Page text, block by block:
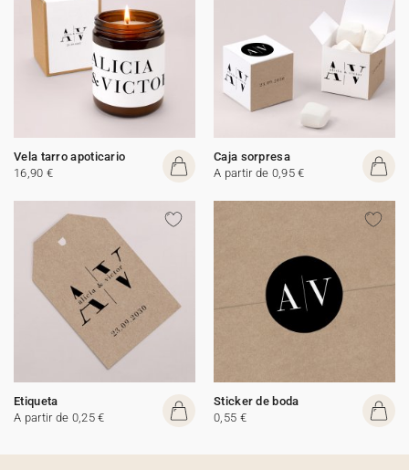
Vela tarro apoticario
16,90 €
Caja sorpresa
A partir de 0,95 €
Etiqueta
A partir de 0,25 €
Sticker de boda
0,55 €